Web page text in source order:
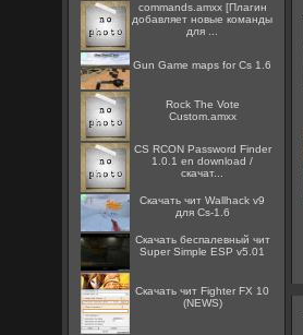
commands.amxx [Плагин
добавляет новые команды
для ...
Gun Game maps for Cs 1.6
Rock The Vote
Custom.amxx
CS RCON Password Finder
1.0.1 en download /
скачат...
Скачать чит Wallhack v9
для Cs-1.6
Скачать беспалевный чит
Super Simple ESP v5.01
Скачать чит Fighter FX 10
(NEWS)